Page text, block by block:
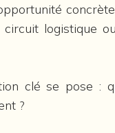
logistique
clé se pose :
?